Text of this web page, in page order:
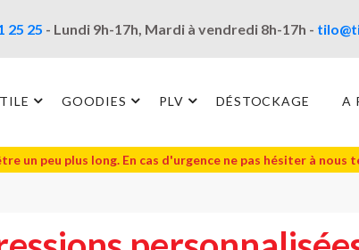
25 25 - Lundi 9h-17h, Mardi à vendredi 8h-17h -
GOODIES PLV DÉSTOCKAGE A
un peu plus long. En cas d'urgence ne pas hésiter à nous